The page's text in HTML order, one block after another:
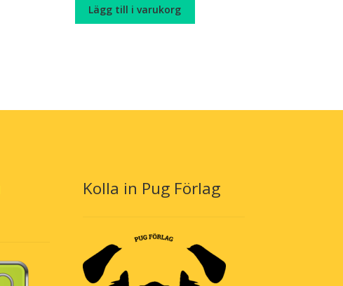
Lägg till i varukorg
Kolla in Pug Förlag